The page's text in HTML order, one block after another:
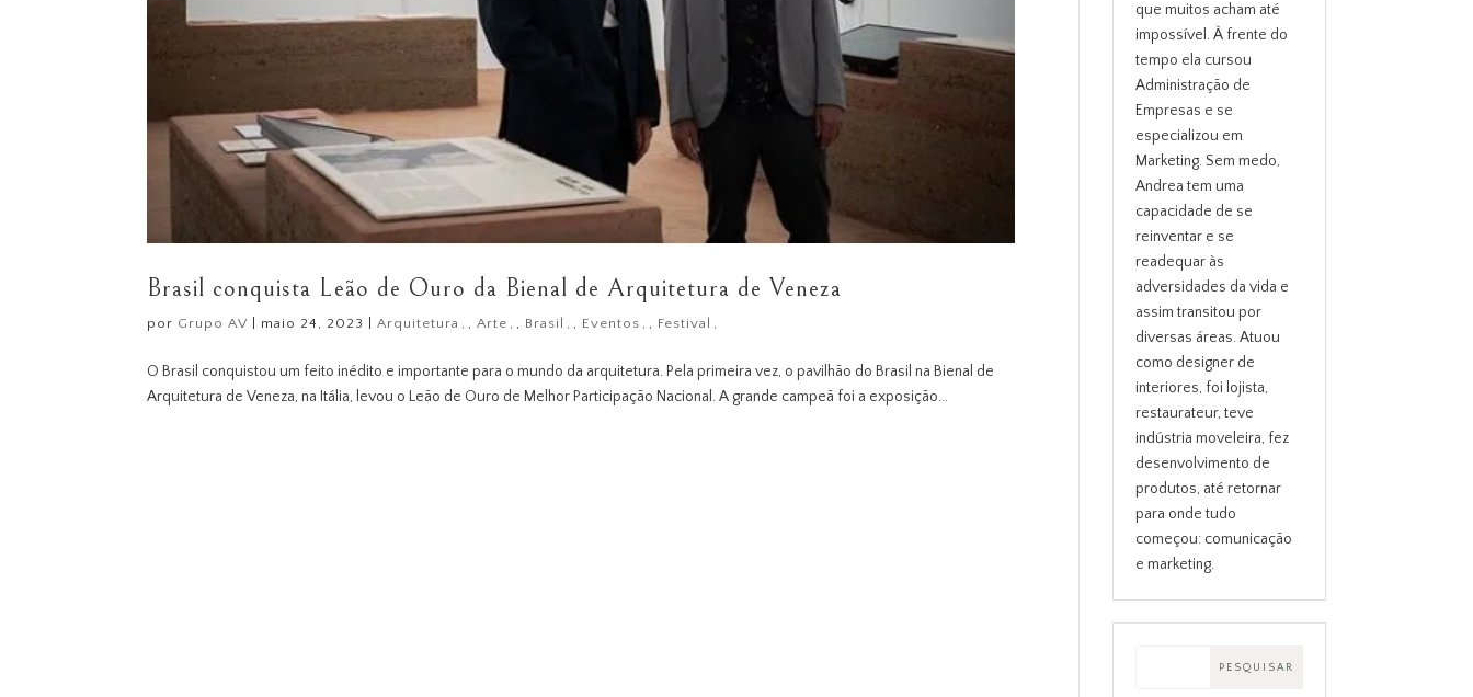
Brasil conquista Leão de Ouro da Bienal de Arquitetura de Veneza
por Grupo AV maio 24, 2023 |Arquitetura ,Arte , Brasil , Eventos , Festival
O Brasil conquistou um feito inédito e importante para o mundo da arquitetura. Pela primeira vez, o pavilhão do Brasil na Bienal de
Arquitetura de Veneza, na Itália, levou o Leão de Ouro de Melhor Participação Nacional. A grande campeã foi a exposição...
que muitos acham até
impossível. À frente do
tempo ela cursou
Administração de
Empresas e se
especializou em
Marketing. Sem medo,
Andrea tem uma
capacidade de se
reinventar e se
readequar às
adversidades da vida e
assim transitou por
diversas áreas. Atuou
como designer de
interiores, foi lojista,
restaurateur, teve
indústria moveleira, fez
desenvolvimento de
produtos, até retornar
para onde tudo
começou: comunicação
e marketing.